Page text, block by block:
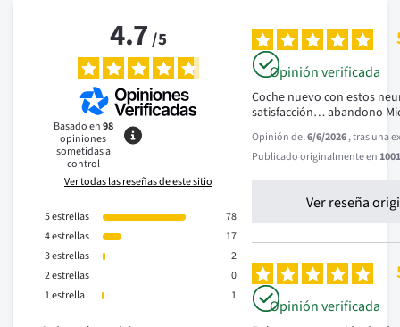
4.7/5
Basado en98
opiniones
sometidas a
control
Ver todas las reseñas de este sitio
5estrellas
78
4estrellas
17
3estrellas
2
2estrellas
0
1estrella 1
Opinión verificada
Coche nuevo con estos
satisfacción… abandono
Opinión del6/6/2026, tras una
Publicado originalmente en
Ver reseña
Opinión verificada